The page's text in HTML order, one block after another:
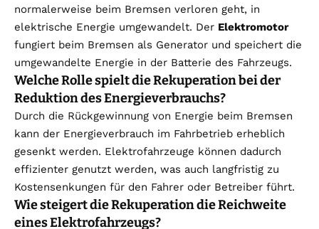
normalerweise beim Bremsen verloren geht, in
elektrische Energie umgewandelt. Der Elektromotor
fungiert beim Bremsen als Generator und speichert die
umgewandelte Energie in der Batterie des Fahrzeugs.
Welche Rolle spielt die Rekuperation bei der
Reduktion des Energieverbrauchs?
Durch die Rückgewinnung von Energie beim Bremsen
kann der Energieverbrauch im Fahrbetrieb erheblich
gesenkt werden. Elektrofahrzeuge können dadurch
effizienter genutzt werden, was auch langfristig zu
Kostensenkungen für den Fahrer oder Betreiber führt.
Wie steigert die Rekuperation die Reichweite
eines Elektrofahrzeugs?